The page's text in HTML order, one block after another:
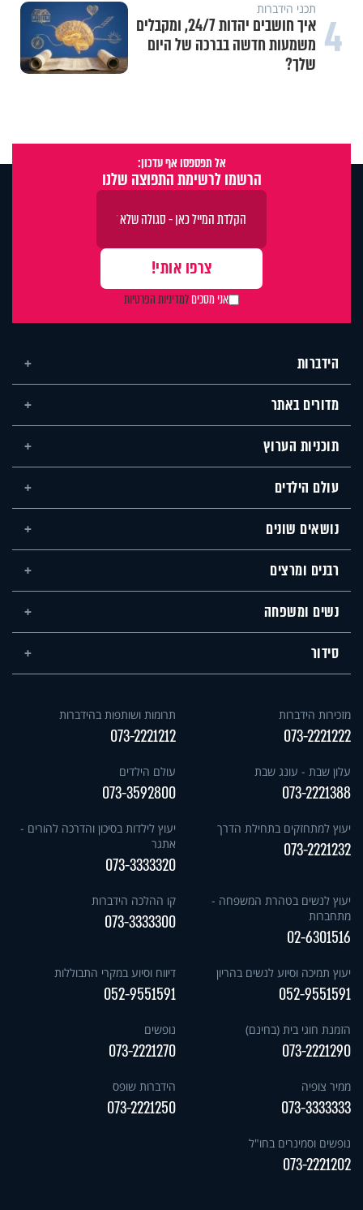
4 תכני הידברות
איך חושבים יהדות 24/7, ומקבלים
משמעות חדשה בברכה של היום
שלך?
אל תפספסו אף עדכון:
הרשמו לרשימת התפוצה שלנו
אני מסכיםלמדיניות הפרטיות
הידברות
מדורים באתר
תוכניות הערוץ
עולם הילדים
נושאים שונים
רבנים ומרצים
נשים ומשפחה
סידור
מזכירות הידברות
073-2221222
תרומות ושותפות בהידברות
073-2221212
עלון שבת - עונג שבת
073-2221388
עולם הילדים
073-3592800
יעוץ למתחזקים בתחילת הדרך
073-2221232
יעוץ לילדות בסיכון והדרכה להורים -
אתגר
073-3333320
יעוץ לנשים בטהרת המשפחה -
מתחברות
02-6301516
קו ההלכה הידברות
073-3333300
יעוץ תמיכה וסיוע לנשים בהריון
052-9551591
דיווח וסיוע במקרי התבוללות
052-9551591
הזמנת חוגי בית (בחינם)
073-2221290
נופשים
073-2221270
ממיר צופיה
073-3333333
הידברות שופס
073-2221250
נופשים וסמינרים בחו"ל
073-2221202